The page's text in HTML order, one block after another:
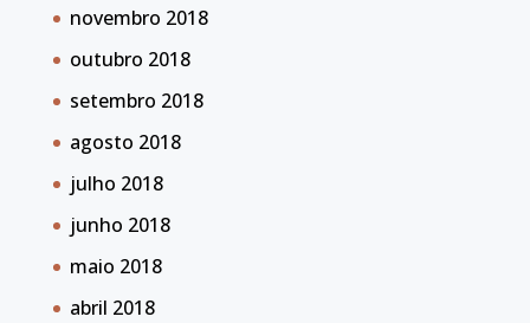
novembro 2018
outubro 2018
setembro 2018
agosto 2018
julho 2018
junho 2018
maio 2018
abril 2018